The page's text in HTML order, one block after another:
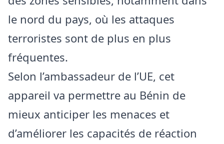
le nord du pays, où les attaques
terroristes sont de plus en plus
fréquentes.
Selon l’ambassadeur de l’UE, cet
appareil va permettre au Bénin de
mieux anticiper les menaces et
d’améliorer les capacités de réaction